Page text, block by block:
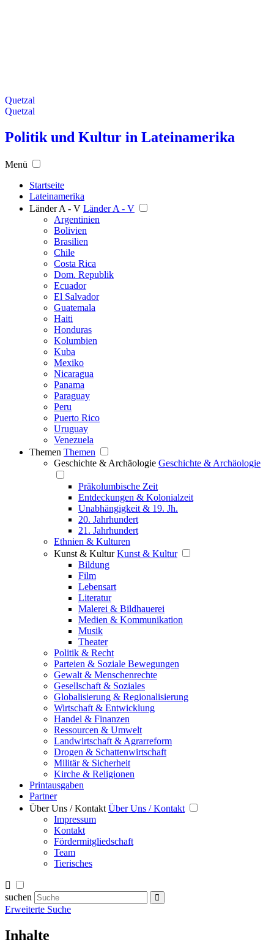
Quetzal
Quetzal
Politik und Kultur in Lateinamerika
Menü
Startseite
Lateinamerika
Länder A - V Länder A - V
Argentinien
Bolivien
Brasilien
Chile
Costa Rica
Dom. Republik
Ecuador
El Salvador
Guatemala
Haiti
Honduras
Kolumbien
Kuba
Mexiko
Nicaragua
Panama
Paraguay
Peru
Puerto Rico
Uruguay
Venezuela
Themen Themen
Geschichte & Archäologie Geschichte & Archäologie
Präkolumbische Zeit
Entdeckungen & Kolonialzeit
Unabhängigkeit & 19. Jh.
20. Jahrhundert
21. Jahrhundert
Ethnien & Kulturen
Kunst & Kultur Kunst & Kultur
Bildung
Film
Lebensart
Literatur
Malerei & Bildhauerei
Medien & Kommunikation
Musik
Theater
Politik & Recht
Parteien & Soziale Bewegungen
Gewalt & Menschenrechte
Gesellschaft & Soziales
Globalisierung & Regionalisierung
Wirtschaft & Entwicklung
Handel & Finanzen
Ressourcen & Umwelt
Landwirtschaft & Agrarreform
Drogen & Schattenwirtschaft
Militär & Sicherheit
Kirche & Religionen
Printausgaben
Partner
Über Uns / Kontakt Über Uns / Kontakt
Impressum
Kontakt
Fördermitgliedschaft
Team
Tierisches
suchen
Erweiterte Suche
Inhalte